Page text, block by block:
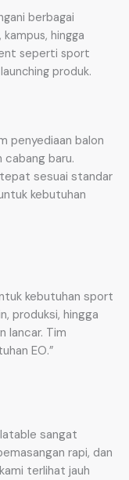
berbagai
hingga
seperti sport
produk.
penyediaan balon
baru.
sesuai standar
kebutuhan
kebutuhan sport
produksi, hingga
lancar. Tim
EO.”
sangat
rapi, dan
terlihat jauh